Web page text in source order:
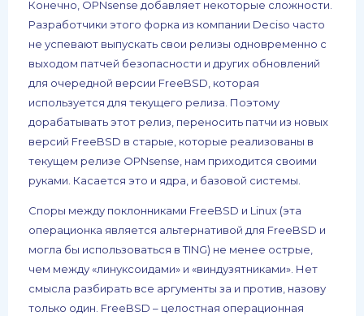
Конечно, OPNsense добавляет некоторые сложности.
Разработчики этого форка из компании Deciso часто
не успевают выпускать свои релизы одновременно с
выходом патчей безопасности и других обновлений
для очередной версии FreeBSD, которая
используется для текущего релиза. Поэтому
дорабатывать этот релиз, переносить патчи из новых
версий FreeBSD в старые, которые реализованы в
текущем релизе OPNsense, нам приходится своими
руками. Касается это и ядра, и базовой системы.
Споры между поклонниками FreeBSD и Linux (эта
операционка является альтернативой для FreeBSD и
могла бы использоваться в TING) не менее острые,
чем между «линуксоидами» и «виндузятниками». Нет
смысла разбирать все аргументы за и против, назову
только один. FreeBSD – целостная операционная